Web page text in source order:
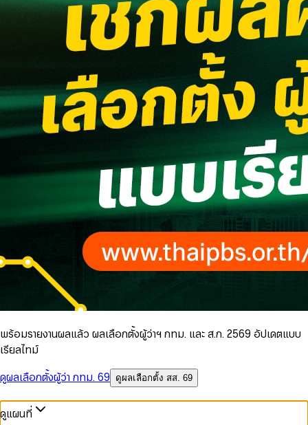
พร้อมรายงานผลแล้ว ผลเลือกตั้งผู้ว่าฯ กทม. และ ส.ก. 2569 อัปเดตแบบ
เรียลไทม์
ดูผลเลือกตั้งผู้ว่า กทม. 69
ดูผลเลือกตั้ง สส. 69
ดูแผนที่